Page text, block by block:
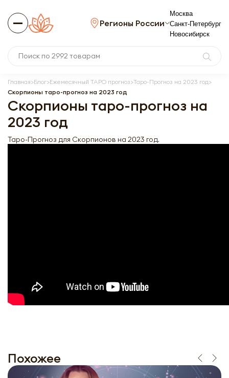
Регионы России
Москва
Санкт-Петербург
Новосибирск
Главная Блог Ежемесячный ТАРО прогноз Таро-Прогноз на 2023 год
Скорпионы таро-прогноз на 2023 год
Скорпионы таро-прогноз на
2023 год
Таро-Прогноз для Скорпионов на 2023 год.
Похожее